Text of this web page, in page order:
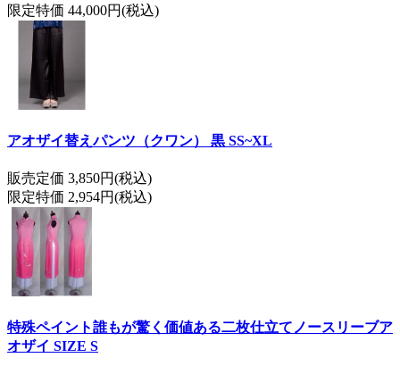
限定特価 44,000円(税込)
アオザイ替えパンツ（クワン） 黒 SS~XL
販売定価 3,850円(税込)
限定特価 2,954円(税込)
特殊ペイント誰もが驚く価値ある二枚仕立てノースリーブア
オザイ SIZE S